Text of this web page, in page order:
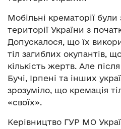
Мобільні крематорії були
території України з
Допускалося, що їх
тіл загиблих окупантів,
кількість жертв. Але
Бучі, Ірпені та інших
зрозуміло, що кремація
«своїх».
Керівництво ГУР МО